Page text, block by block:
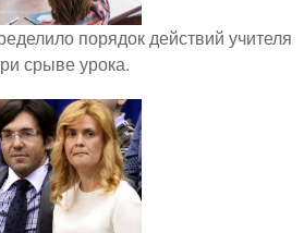
порядок действий учителя
срыве урока.